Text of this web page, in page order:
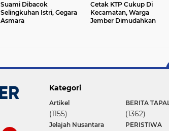
Suami Dibacok
Selingkuhan Istri, Gegara
Asmara
Cetak KTP Cukup Di
Kecamatan, Warga
Jember Dimudahkan
Kategori
Artikel
(1155)
BERITA
(1362)
Jelajah Nusantara PERISTIWA